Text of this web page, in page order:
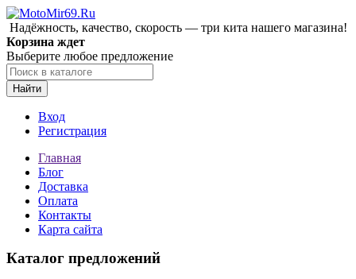
Надёжность, качество, скорость — три кита нашего магазина!
Корзина ждет
Выберите любое предложение
Найти
Вход
Регистрация
Главная
Блог
Доставка
Оплата
Контакты
Карта сайта
Каталог предложений